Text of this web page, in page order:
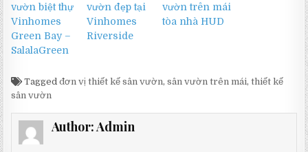
vườn biệt thự
Vinhomes
Green Bay –
SalalaGreen
vườn đẹp tại
Vinhomes
Riverside
vườn trên mái
tòa nhà HUD
Taggedđơn vị thiết kế sân vườn,sân vườn trên mái,thiết kế
sân vườn
Author:Admin